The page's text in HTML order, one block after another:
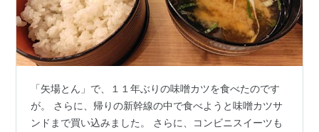
「矢場とん」で、１１年ぶりの味噌カツを食べたのです
が。 さらに、帰りの新幹線の中で食べようと味噌カツサ
ンドまで買い込みました。 さらに、コンビニスイーツも